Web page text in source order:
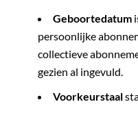
Geboortedatum
persoonlijke
collectieve
gezien al ingevuld.
Voorkeurstaal